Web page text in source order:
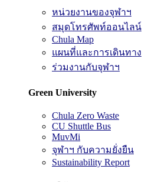
หน่วยงานของจุฬาฯ
สมุดโทรศัพท์ออนไลน์
Chula Map
แผนที่และการเดินทาง
ร่วมงานกับจุฬาฯ
Green University
Chula Zero Waste
CU Shuttle Bus
MuvMi
จุฬาฯ กับความยั่งยืน
Sustainability Report